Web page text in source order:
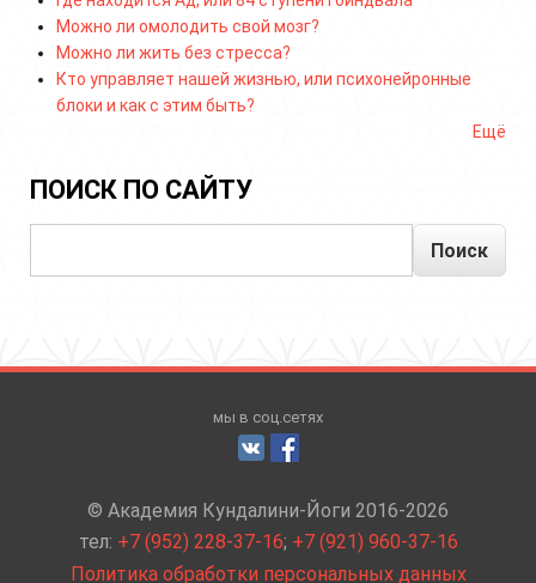
Можно ли омолодить свой мозг?
Можно ли жить без стресса?
Кто управляет нашей жизнью, или психонейронные
блоки и как с этим быть?
Ещё
ПОИСК ПО САЙТУ
мы в соц.сетях
© Академия Кундалини-Йоги 2016-2026
тел: +7 (952) 228-37-16; +7 (921) 960-37-16
Политика обработки персональных данных